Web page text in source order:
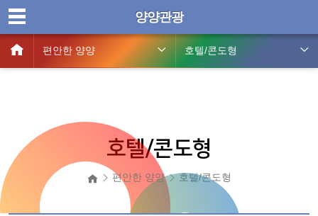
양양관광
편안한 양양 호텔/콘도형
호텔/콘도형
편안한 양양 호텔/콘도형